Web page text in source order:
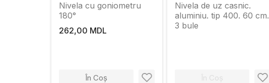
Nivela cu goniometru
180°
262,00 MDL
În Coș
Nivela de uz casnic.
aluminiu. tip 400. 60 cm.
3 bule
În Coș